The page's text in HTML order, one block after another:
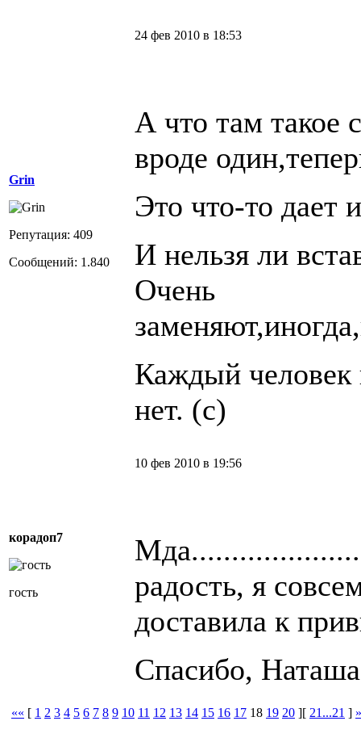
Grin
Репутация: 409
Сообщений: 1.840
24 фев 2010 в 18:53
А что там такое
вроде
Это что-то дает
И нельзя ли
Очень
Каждый
нет. (с)
корадоп7
гость
10 фев 2010 в 19:56
Мда.....................
радость, я
доставила к
Спасибо,
«« [ 1 2 3 4 5 6 7 8 9 10 11 12 13 14 15 16 17 18 19 20 ][ 21...21 ]